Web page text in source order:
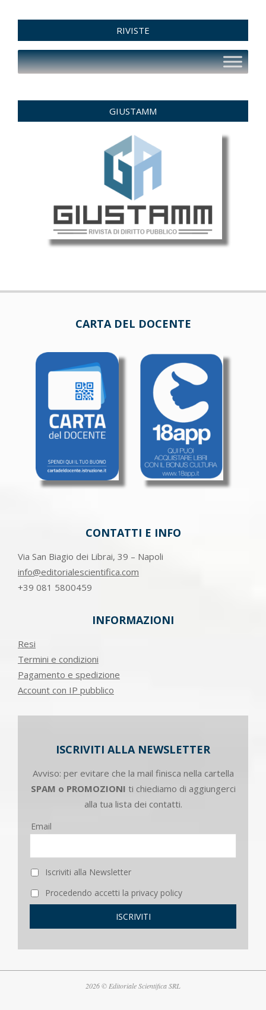
RIVISTE
GIUSTAMM
CARTA DEL DOCENTE
CONTATTI E INFO
Via San Biagio dei Librai, 39 – Napoli
info@editorialescientifica.com
+39 081 5800459
INFORMAZIONI
Resi
Termini e condizioni
Pagamento e spedizione
Account con IP pubblico
ISCRIVITI ALLA NEWSLETTER
Avviso: per evitare che la mail finisca nella cartella
SPAM o PROMOZIONI ti chiediamo di aggiungerci
alla tua lista dei contatti.
Email
Iscriviti alla Newsletter
Procedendo accetti la privacy policy
2026 © Editoriale Scientifica SRL